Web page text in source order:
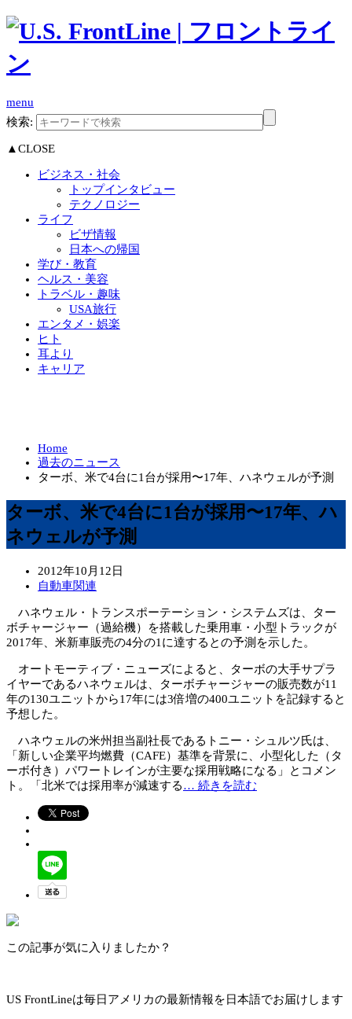
menu
検索:
▲CLOSE
ビジネス・社会
トップインタビュー
テクノロジー
ライフ
ビザ情報
日本への帰国
学び・教育
ヘルス・美容
トラベル・趣味
USA旅行
エンタメ・娯楽
ヒト
耳より
キャリア
Home
過去のニュース
ターボ、米で4台に1台が採用〜17年、ハネウェルが予測
ターボ、米で4台に1台が採用〜17年、ハ
ネウェルが予測
2012年10月12日
自動車関連
ハネウェル・トランスポーテーション・システムズは、ター
ボチャージャー（過給機）を搭載した乗用車・小型トラックが
2017年、米新車販売の4分の1に達するとの予測を示した。
オートモーティブ・ニューズによると、ターボの大手サプラ
イヤーであるハネウェルは、ターボチャージャーの販売数が11
年の130ユニットから17年には3倍増の400ユニットを記録すると
予想した。
ハネウェルの米州担当副社長であるトニー・シュルツ氏は、
「新しい企業平均燃費（CAFE）基準を背景に、小型化した（タ
ーボ付き）パワートレインが主要な採用戦略になる」とコメン
ト。「北米では採用率が減速する… 続きを読む
この記事が気に入りましたか？
US FrontLineは毎日アメリカの最新情報を日本語でお届けします